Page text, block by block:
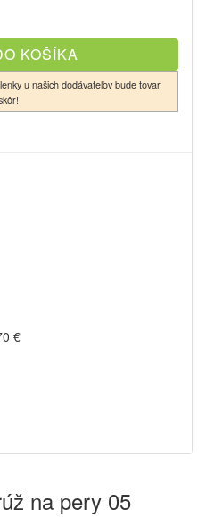
u našich dodávateľov bude tovar
€
na pery 05